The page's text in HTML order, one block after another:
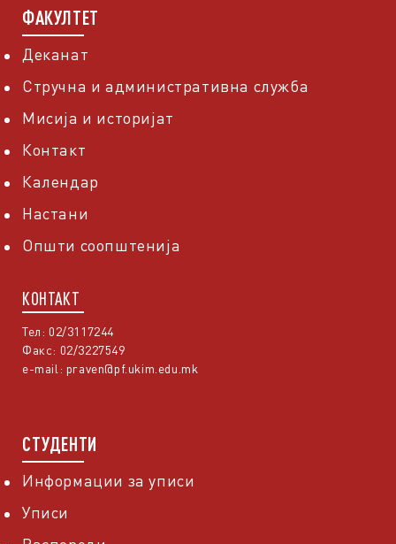
ФАКУЛТЕТ
Деканат
Стручна и административна служба
Мисија и историјат
Контакт
Календар
Настани
Општи соопштенија
КОНТАКТ
Тел: 02/3117244
Факс: 02/3227549
e-mail: praven@pf.ukim.edu.mk
СТУДЕНТИ
Информации за уписи
Уписи